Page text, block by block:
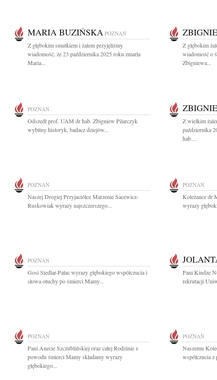
MARIA BUZIŃSKA POZNAŃ
Z głębokim smutkiem i żalem przyjęliśmy
wiadomość, że 23 października 2025 roku zmarła
Maria...
Z głębokim
wiadomość o
Zbigniewa...
POZNAŃ
Odszedł prof. UAM dr hab. Zbigniew Pilarczyk
wybitny historyk, badacz dziejów...
Z wielkim
października
hab....
POZNAŃ
Naszej Drogiej Przyjaciółce Marzenie Sacewicz-
Ruskowiak wyrazy najszczerszego...
POZNAŃ
Koleżance dr
wyrazy
POZNAŃ
Gosi Siedlar-Pałac wyrazy głębokiego współczucia i
słowa otuchy po śmierci Mamy...
Pani Kindze
rekrutacji
POZNAŃ
Pani Anecie Szczublińskiej oraz całej Rodzinie z
powodu śmierci Mamy składamy wyrazy
głębokiego...
POZNAŃ
Naszemu
współczucia